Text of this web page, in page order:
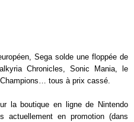
Sega solde une floppée de
Chronicles, Sonic Mania, le
tous à prix cassé.
la boutique en ligne de Nintendo
en promotion (dans